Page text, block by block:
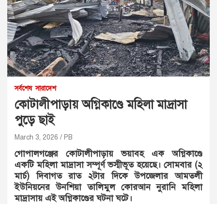
সর্বশেষ সারাদেশ
কোটালীপাড়ায় অগ্নিকাণ্ডে মহিলা মাদ্রাসা
পুড়ে ছাই
March 3, 2026 PB
গোপালগঞ্জের কোটালীপাড়ায় ভয়াবহ এক অগ্নিকাণ্ডে
একটি মহিলা মাদ্রাসা সম্পূর্ণ ভস্মীভূত হয়েছে। সোমবার (২
মার্চ) দিবাগত রাত ২টার দিকে উপজেলার আমতলী
ইউনিয়নের উনশিয়া তালিমুল কোরআন নুরানি মহিলা
মাদ্রাসায় এই অগ্নিকাণ্ডের ঘটনা ঘটে।